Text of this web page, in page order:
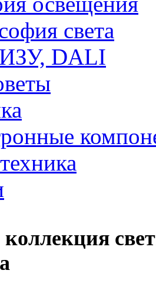
света
DALI